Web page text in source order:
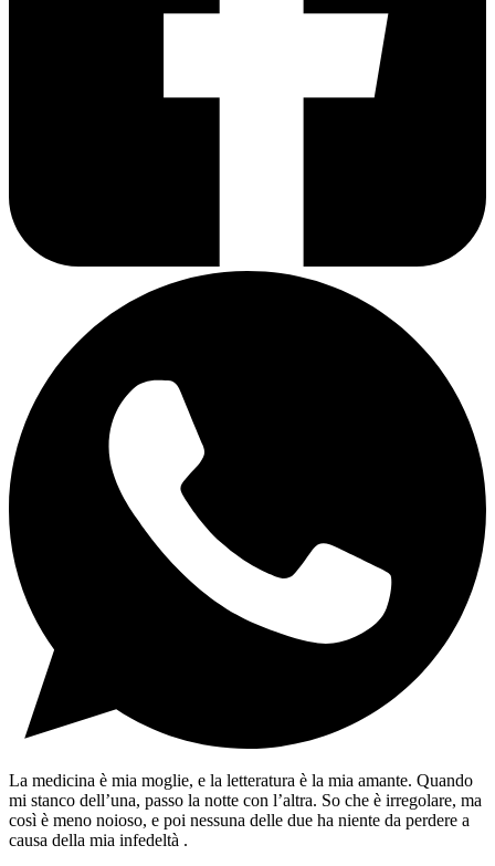
La medicina è mia moglie, e la letteratura è la mia amante. Quando
mi stanco dell’una, passo la notte con l’altra. So che è irregolare, ma
così è meno noioso, e poi nessuna delle due ha niente da perdere a
causa della mia infedeltà .